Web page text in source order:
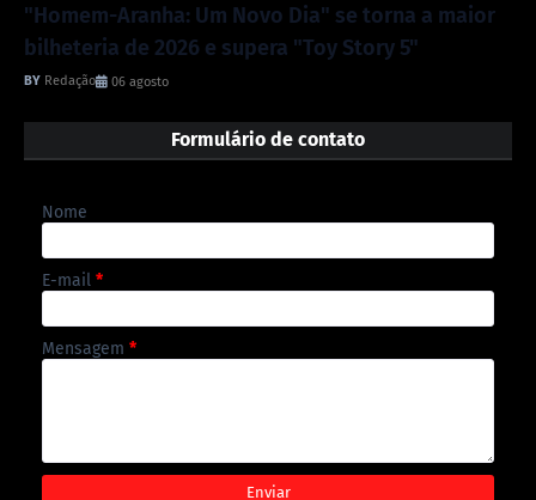
"Homem-Aranha: Um Novo Dia" se torna a maior
bilheteria de 2026 e supera "Toy Story 5"
Redação 06 agosto
Formulário de contato
Nome
E-mail *
Mensagem *